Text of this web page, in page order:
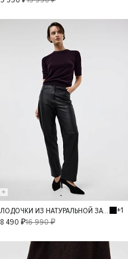
39
40 36
38
39
ЛОДОЧКИ ИЗ НАТУРАЛЬНОЙ ЗАМШИ
+1
8 490 ₽16 990 ₽
- 50%